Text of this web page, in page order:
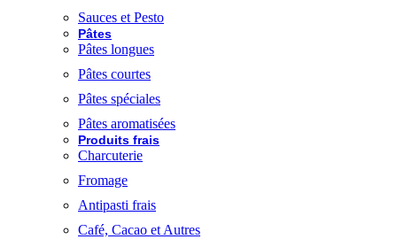
Sauces et Pesto
Pâtes
Pâtes longues
Pâtes courtes
Pâtes spéciales
Pâtes aromatisées
Produits frais
Charcuterie
Fromage
Antipasti frais
Café, Cacao et Autres